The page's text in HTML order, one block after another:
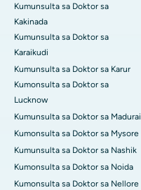
Kumunsulta sa Doktor sa
Kakinada
Kumunsulta sa Doktor sa
Karaikudi
Kumunsulta sa Doktor sa Karur
Kumonsulta sa Doktor sa
Lucknow
Kumunsulta sa Doktor sa Madurai
Kumonsulta sa Doktor sa Mysore
Kumunsulta sa Doktor sa Nashik
Kumonsulta sa Doktor sa Noida
Kumonsulta sa Doktor sa Nellore